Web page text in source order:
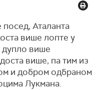
Аталанта
више лопте у
дупло више
више, па тим из
и добром одбраном
Лукмана.